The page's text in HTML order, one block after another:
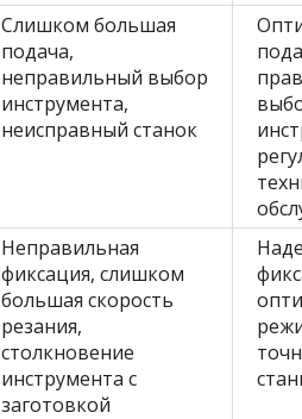
Слишком большая
подача,
неправильный выбор
инструмента,
неисправный станок
Неправильная
фиксация, слишком
большая скорость
резания,
столкновение
инструмента с
заготовкой